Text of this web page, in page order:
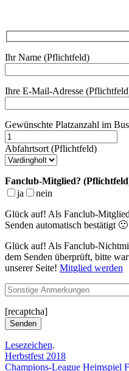
Ihr Name (Pflichtfeld)
Ihre E-Mail-Adresse
Gewünschte Platzanzahl im
Abfahrtsort (Pflichtfeld)
Fanclub-Mitglied?
ja
nein
Glück auf! Als Fanclub-
Senden automatisch bestätigt 🙂
Glück auf! Als Fanclub-
dem Senden überprüft, bitte
unserer Seite! Mitglied werden
[recaptcha]
Lesezeichen.
Herbstfest 2018
Champions-League Heimspiel